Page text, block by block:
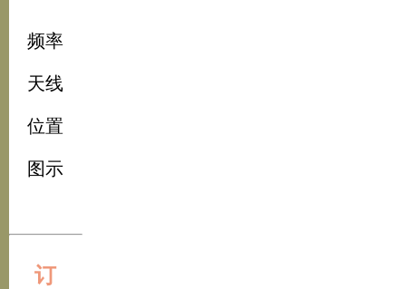
频率
天线
位置
图示
订